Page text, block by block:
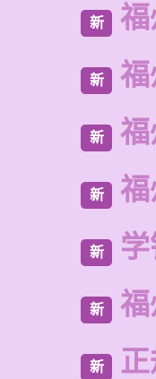
新
新
新
新
新
新
新